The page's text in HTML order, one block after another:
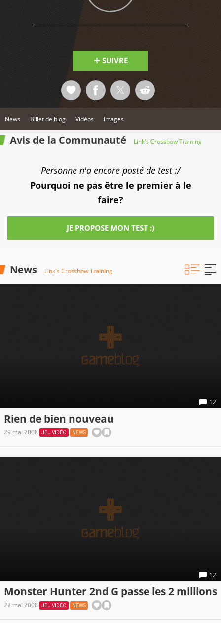
SUIVRE
News Billet de blog Vidéos Images
Avis de la Communauté Link's Crossbow Training
Personne n'a encore posté de test :/
Pourquoi ne pas être le premier à le
faire?
JE PROPOSE MON TEST :)
News Link's Crossbow Training
12
Rien de bien nouveau
29 mai 2008 JEU VIDÉO NEWS
12
Monster Hunter 2nd G passe les 2 millions
22 mai 2008 JEU VIDÉO NEWS